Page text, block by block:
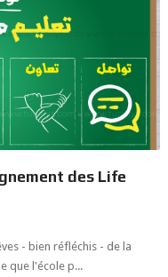
des Life
- bien réfléchis - de la
que l'école p...